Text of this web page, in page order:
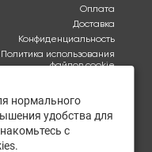
Оплата
Доставка
Конфиденциальность
Политика использования
файлов cookie
Политика в отношении
нормального
удобства для
с